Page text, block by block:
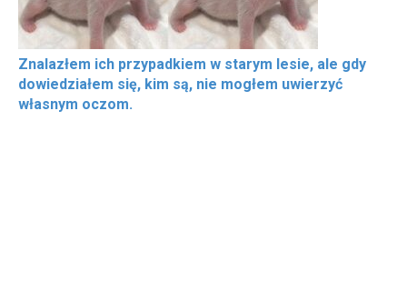
Znalazłem ich przypadkiem w starym lesie, ale gdy
dowiedziałem się, kim są, nie mogłem uwierzyć
własnym oczom.